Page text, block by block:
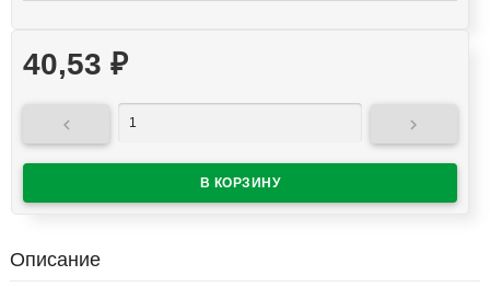
40,53 ₽
 
Описание